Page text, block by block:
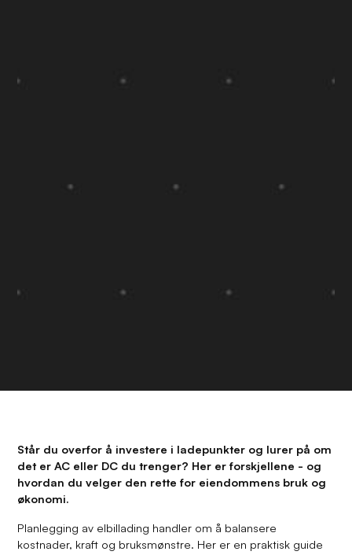
Står du overfor å investere i ladepunkter og lurer på om
det er AC eller DC du trenger? Her er forskjellene - og
hvordan du velger den rette for eiendommens bruk og
økonomi.
Planlegging av elbillading handler om å balansere
kostnader, kraft og bruksmønstre. Her er en praktisk guide